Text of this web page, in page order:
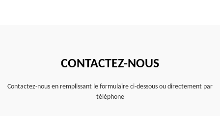
CONTACTEZ-NOUS
Contactez-nous en remplissant le formulaire ci-dessous ou directement par
téléphone